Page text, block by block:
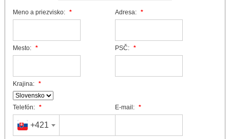
Meno a priezvisko: * Adresa: *
Mesto: * PSČ: *
Krajina: *
Telefón: * E-mail: *
+421